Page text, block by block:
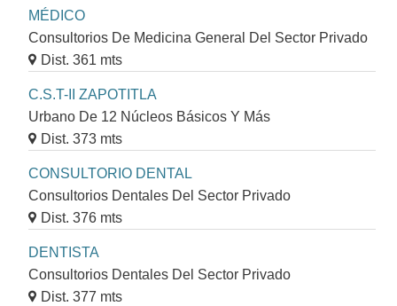
MÉDICO
Consultorios De Medicina General Del Sector Privado
Dist. 361 mts
C.S.T-II ZAPOTITLA
Urbano De 12 Núcleos Básicos Y Más
Dist. 373 mts
CONSULTORIO DENTAL
Consultorios Dentales Del Sector Privado
Dist. 376 mts
DENTISTA
Consultorios Dentales Del Sector Privado
Dist. 377 mts